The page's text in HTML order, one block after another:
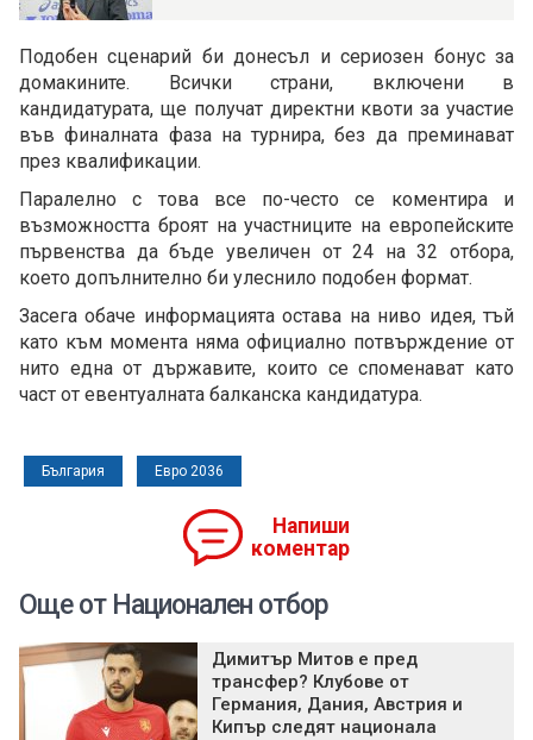
Подобен сценарий би донесъл и сериозен бонус за
домакините. Всички страни, включени в
кандидатурата, ще получат директни квоти за участие
във финалната фаза на турнира, без да преминават
през квалификации.
Паралелно с това все по-често се коментира и
възможността броят на участниците на европейските
първенства да бъде увеличен от 24 на 32 отбора,
което допълнително би улеснило подобен формат.
Засега обаче информацията остава на ниво идея, тъй
като към момента няма официално потвърждение от
нито една от държавите, които се споменават като
част от евентуалната балканска кандидатура.
България Евро 2036
Напиши
коментар
Още от Национален отбор
Димитър Митов е пред
трансфер? Клубове от
Германия, Дания, Австрия и
Кипър следят национала